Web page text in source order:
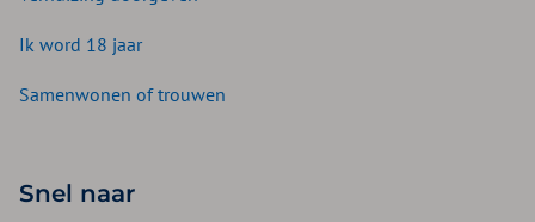
Ik word 18 jaar
Samenwonen of trouwen
Snel naar